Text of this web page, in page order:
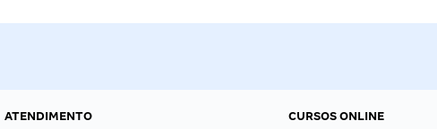
ATENDIMENTO
CURSOS ONLINE